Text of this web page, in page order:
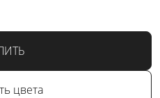
цвета